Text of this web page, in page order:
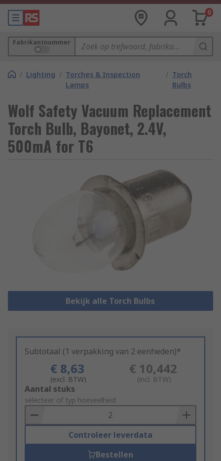
0
Fabrikantnummer
/ Lighting / Torches & Inspection
Lamps
/ Torch
Bulbs
Wolf Safety Vacuum Replacement
Torch Bulb, Bayonet, 2.4V,
500mA for T6
Bekijk alle Torch Bulbs
Subtotaal (1 verpakking van 2 eenheden)*
€ 8,63
(excl. BTW)
€ 10,442
(incl. BTW)
Add
to
Basket
Aantal stuks
selecteer of typ hoeveelheid
Controleer leverdata
Bestellen